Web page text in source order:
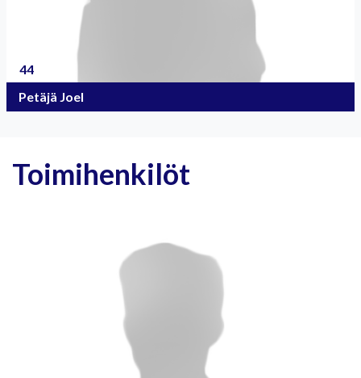
44
Petäjä Joel
Toimihenkilöt